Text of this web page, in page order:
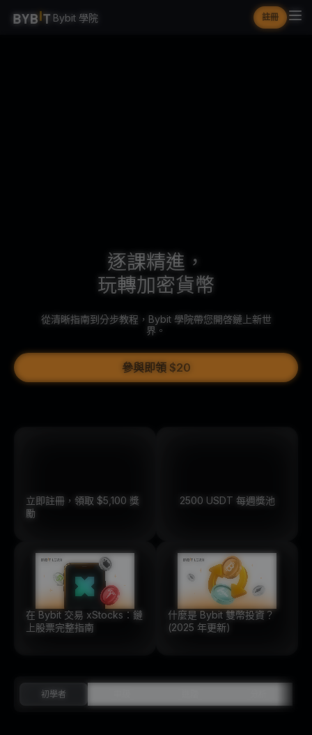
Bybit 學院 註冊
逐課精進，
玩轉加密貨幣
從清晰指南到分步教程，Bybit 學院帶您開啓鏈上新世
界。
參與即領 $20
立即註冊，領取 $5,100 獎
勵
2500 USDT 每週獎池
在 Bybit 交易 xStocks：鏈
上股票完整指南
什麼是 Bybit 雙幣投資？
(2025 年更新)
初學者